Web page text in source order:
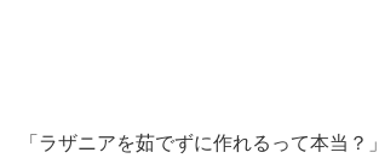
「ラザニアを茹でずに作れるって本当？」